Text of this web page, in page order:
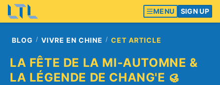
MENU SIGN UP
BLOG VIVRE EN CHINE CET ARTICLE
LA FÊTE DE LA MI-AUTOMNE &
LA LÉGENDE DE CHANG'E 🥮